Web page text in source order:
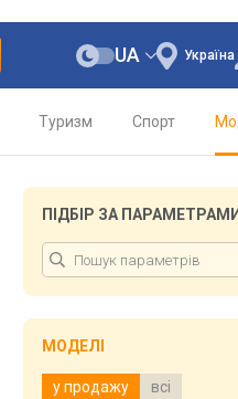
Україна
UA
Туризм Спорт
ПІДБІР ЗА ПАРАМЕТРАМИ
МОДЕЛІ
у продажу всі